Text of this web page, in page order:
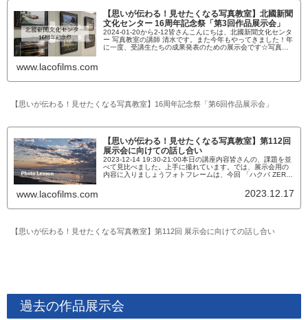
【思いが伝わる！見せたくなる写真教室】北國新聞
文化センター 16周年記念祭「第3回作品展示会」
2024-01-20から2-12皆さんこんにちは、北國新聞文化センタ
ー 写真教室の講師 清水です。また今年もやってきました！年
に一度、受講生たちの成果発表のための展示会です☆写真教
www.lacofilms.com
【思いが伝わる！見せたくなる写真教室】16周年記念祭「第6回作品展示会」
【思いが伝わる！見せたくなる写真教室】第112回
展示会に向けての話し合い
2023-12-14 19:30-21:00本日の講座内容皆さんの、課題を並
べて見比べました。上手に撮れています。では、展示会用の
内容に入りましょうフォトフレームは、今回 「ハクバ ZERO
真を趣味としている人は、必ず一つくらいは持っているフォ
トフレームなのではないでしょうか？写真が映えるし、アク
www.lacofilms.com 2023.12.17
【思いが伝わる！見せたくなる写真教室】第112回 展示会に向けての話し合い
過去の作品展示会